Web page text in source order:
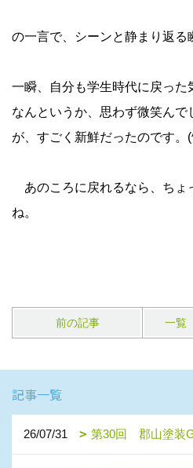
の一言で、シーンと静まり返る
一瞬、自分も学生時代に戻った
なんというか、思わず微笑ん
が、すごく新鮮だったのです
あのころに戻れるなら、ちょ
ね。
前の記事 一覧
記事一覧
26/07/31 第30回 郡山塗装